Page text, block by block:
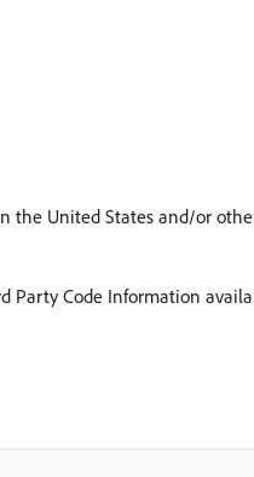
United States and/or
Party Code Information